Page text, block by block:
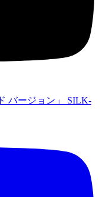
バージョン」 SILK-